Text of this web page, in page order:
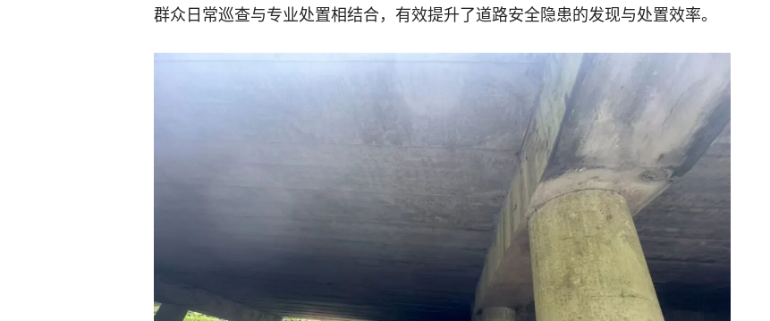
群众日常巡查与专业处置相结合，有效提升了道路安全隐患的发现与处置效率。